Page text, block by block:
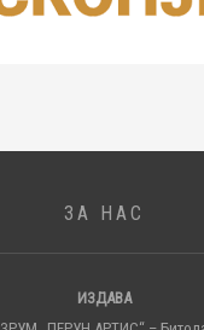
ЗА НАС
ИЗДАВА